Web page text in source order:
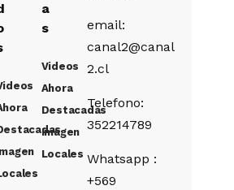
a
s
Videos
Ahora
Destacadas
Imagen
Locales
email:
canal2@canal
2.cl
Telefono:
352214789
Whatsapp :
+569